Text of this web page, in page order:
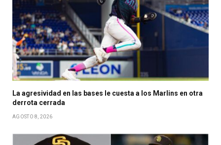
La agresividad en las bases le cuesta a los Marlins en otra
derrota cerrada
AGOSTO 8, 2026